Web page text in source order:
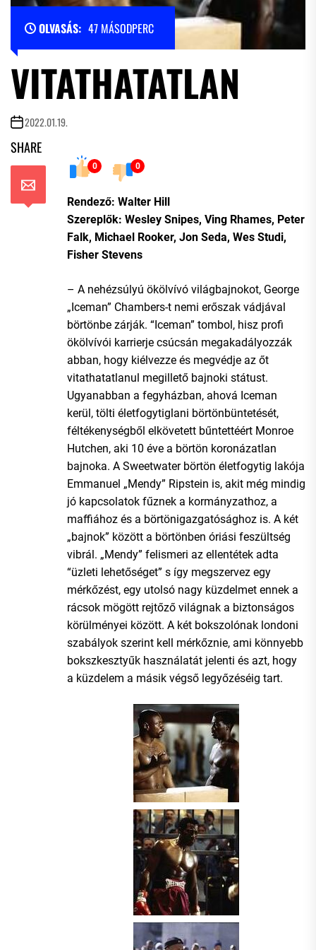
OLVASÁS: 47 MÁSODPERC
VITATHATATLAN
2022.01.19.
SHARE
0 0
Rendező: Walter Hill
Szereplők: Wesley Snipes, Ving Rhames, Peter
Falk, Michael Rooker, Jon Seda, Wes Studi,
Fisher Stevens
– A nehézsúlyú ökölvívó világbajnokot, George
„Iceman” Chambers-t nemi erőszak vádjával
börtönbe zárják. “Iceman” tombol, hisz profi
ökölvívói karrierje csúcsán megakadályozzák
abban, hogy kiélvezze és megvédje az őt
vitathatatlanul megillető bajnoki státust.
Ugyanabban a fegyházban, ahová Iceman
kerül, tölti életfogytiglani börtönbüntetését,
féltékenységből elkövetett bűntettéért Monroe
Hutchen, aki 10 éve a börtön koronázatlan
bajnoka. A Sweetwater börtön életfogytig lakója
Emmanuel „Mendy” Ripstein is, akit még mindig
jó kapcsolatok fűznek a kormányzathoz, a
maffiához és a börtönigazgatósághoz is. A két
„bajnok” között a börtönben óriási feszültség
vibrál. „Mendy” felismeri az ellentétek adta
“üzleti lehetőséget” s így megszervez egy
mérkőzést, egy utolsó nagy küzdelmet ennek a
rácsok mögött rejtőző világnak a biztonságos
körülményei között. A két bokszolónak londoni
szabályok szerint kell mérkőznie, ami könnyebb
bokszkesztyűk használatát jelenti és azt, hogy
a küzdelem a másik végső legyőzéséig tart.